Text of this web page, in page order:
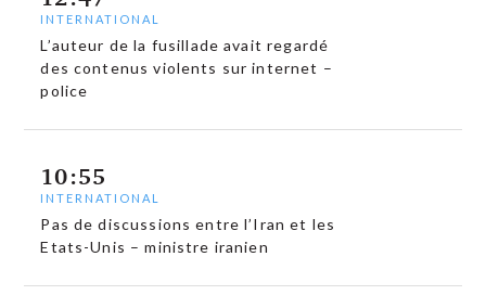
INTERNATIONAL
L’auteur de la fusillade avait regardé
des contenus violents sur internet –
police
10:55
INTERNATIONAL
Pas de discussions entre l’Iran et les
Etats-Unis – ministre iranien